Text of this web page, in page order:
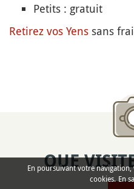
Petits : gratuit
Retirez vos Yens sans
QUE
En poursuivant votre
cookies. En